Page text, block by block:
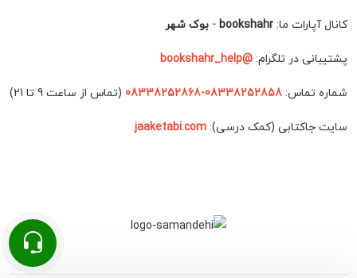
کانال آپارات ما: bookshahr
- بوک شهر
پشتیبانی در تلگرام: @bookshahr_help
شماره تماس: 08338252858-08338252868 (تماس از ساعت 9 تا 21)
سایت جاکتابی (کمک درسی): jaaketabi.com